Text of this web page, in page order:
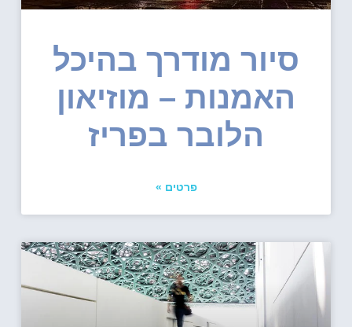
סיור מודרך בהיכל
האמנות – מוזיאון
הלובר בפריז
פרטים »